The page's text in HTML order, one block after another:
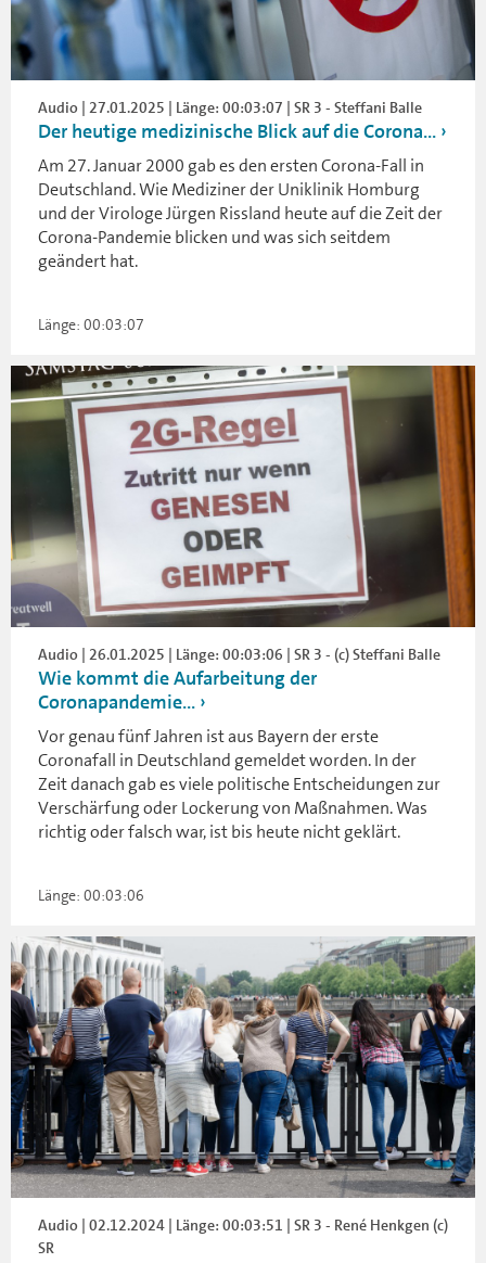
Audio | 27.01.2025 | Länge: 00:03:07 | SR 3 - Steffani Balle
Der heutige medizinische Blick auf die Corona...
Am 27. Januar 2000 gab es den ersten Corona-Fall in
Deutschland. Wie Mediziner der Uniklinik Homburg
und der Virologe Jürgen Rissland heute auf die Zeit der
Corona-Pandemie blicken und was sich seitdem
geändert hat.
Länge: 00:03:07
Audio | 26.01.2025 | Länge: 00:03:06 | SR 3 - (c) Steffani Balle
Wie kommt die Aufarbeitung der
Coronapandemie...
Vor genau fünf Jahren ist aus Bayern der erste
Coronafall in Deutschland gemeldet worden. In der
Zeit danach gab es viele politische Entscheidungen zur
Verschärfung oder Lockerung von Maßnahmen. Was
richtig oder falsch war, ist bis heute nicht geklärt.
Länge: 00:03:06
Audio | 02.12.2024 | Länge: 00:03:51 | SR 3 - René Henkgen (c)
SR